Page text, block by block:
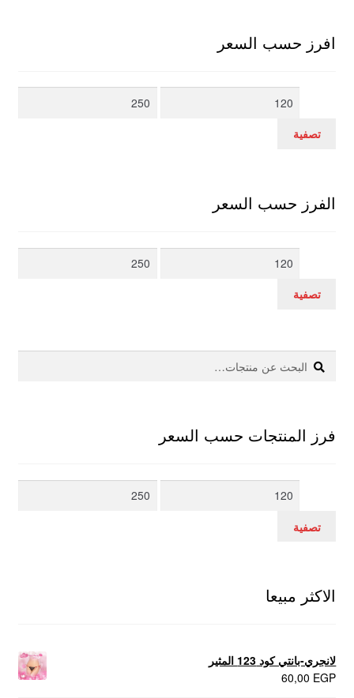
افرز حسب السعر
أدنى
أعلى
تصفية
الفرز حسب السعر
أدنى
أعلى
تصفية
البحث
عن:
بحث
فرز المنتجات حسب السعر
أدنى
أعلى
تصفية
الاكثر مبيعا
لانجري-بانتي كود 123 المثير
60,00 EGP